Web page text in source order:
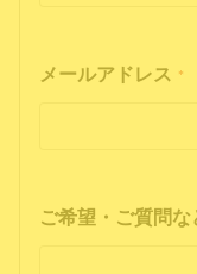
メールアドレス *
ご希望・ご質問